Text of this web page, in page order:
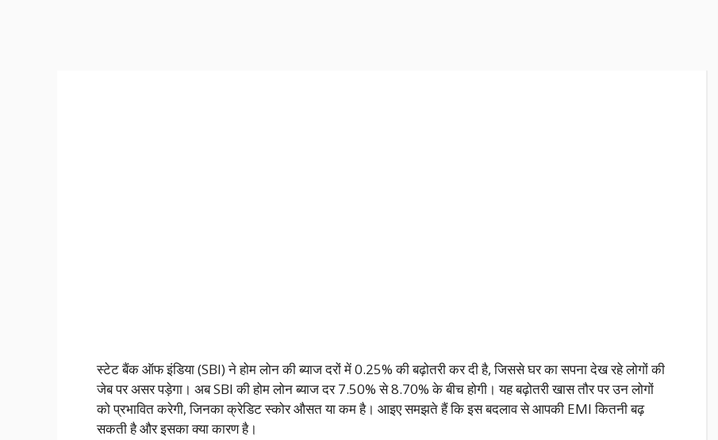
स्टेट बैंक ऑफ इंडिया (SBI) ने होम लोन की ब्याज दरों में 0.25% की बढ़ोतरी कर दी है, जिससे घर का सपना देख रहे लोगों की
जेब पर असर पड़ेगा। अब SBI की होम लोन ब्याज दर 7.50% से 8.70% के बीच होगी। यह बढ़ोतरी खास तौर पर उन लोगों
को प्रभावित करेगी, जिनका क्रेडिट स्कोर औसत या कम है। आइए समझते हैं कि इस बदलाव से आपकी EMI कितनी बढ़
सकती है और इसका क्या कारण है।